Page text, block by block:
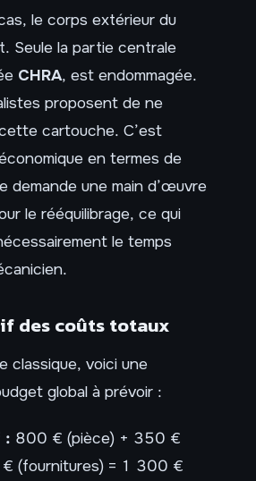
le corps extérieur du
Seule la partie centrale
CHRA, est endommagée.
proposent de ne
cartouche. C’est
en termes de
demande une main d’œuvre
le rééquilibrage, ce qui
le temps
des coûts totaux
classique, voici une
global à prévoir :
: 800 € (pièce) + 350 €
(fournitures) = 1 300 €